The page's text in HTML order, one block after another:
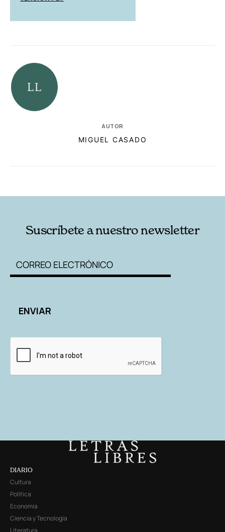
AUTOR
MIGUEL CASADO
Suscríbete a nuestro newsletter
DIARIO
Cultura
Política
Economía
Ciencia y Tecnología
Literatura